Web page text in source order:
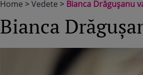
Home >Vedete > Bianca Drăgușanu
Bianca